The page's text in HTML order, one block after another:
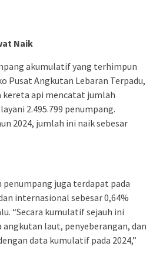
Naik
akumulatif yang terhimpun
Pusat Angkutan Lebaran Terpadu,
kereta api mencatat jumlah
2.495.799 penumpang.
2024, jumlah ini naik sebesar
juga terdapat pada
internasional sebesar 0,64%
“Secara kumulatif sejauh ini
laut, penyeberangan, dan
data kumulatif pada 2024,”